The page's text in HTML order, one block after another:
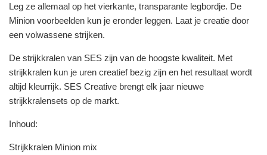
Leg ze allemaal op het vierkante, transparante legbordje. De
Minion voorbeelden kun je eronder leggen. Laat je creatie door
een volwassene strijken.
De strijkkralen van SES zijn van de hoogste kwaliteit. Met
strijkkralen kun je uren creatief bezig zijn en het resultaat wordt
altijd kleurrijk. SES Creative brengt elk jaar nieuwe
strijkkralensets op de markt.
Inhoud:
Strijkkralen Minion mix